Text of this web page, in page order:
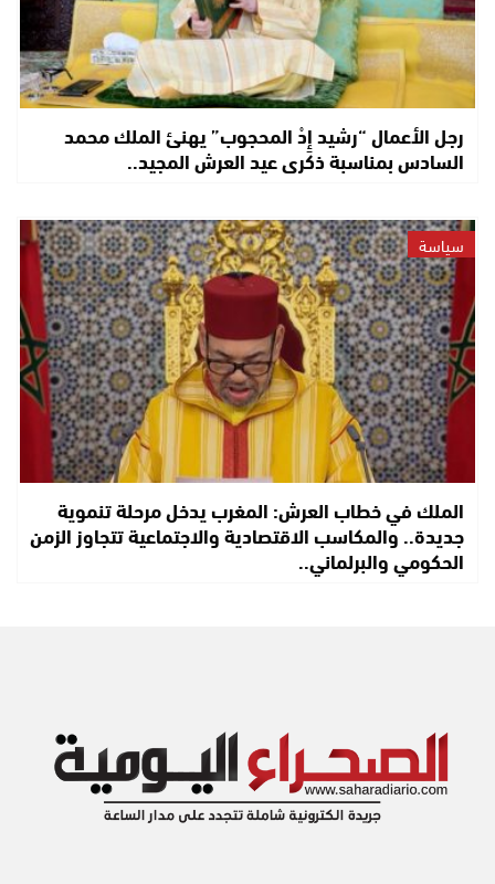
رجل الأعمال “رشيد إِدْ المحجوب” يهنئ الملك محمد
السادس بمناسبة ذكرى عيد العرش المجيد..
سياسة
الملك في خطاب العرش: المغرب يدخل مرحلة تنموية
جديدة.. والمكاسب الاقتصادية والاجتماعية تتجاوز الزمن
الحكومي والبرلماني..